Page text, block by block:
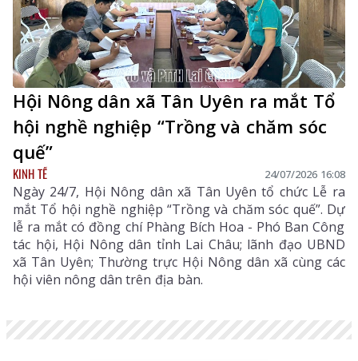
Hội Nông dân xã Tân Uyên ra mắt Tổ
hội nghề nghiệp “Trồng và chăm sóc
quế”
KINH TẾ 24/07/2026 16:08
Ngày 24/7, Hội Nông dân xã Tân Uyên tổ chức Lễ ra
mắt Tổ hội nghề nghiệp “Trồng và chăm sóc quế”. Dự
lễ ra mắt có đồng chí Phàng Bích Hoa - Phó Ban Công
tác hội, Hội Nông dân tỉnh Lai Châu; lãnh đạo UBND
xã Tân Uyên; Thường trực Hội Nông dân xã cùng các
hội viên nông dân trên địa bàn.